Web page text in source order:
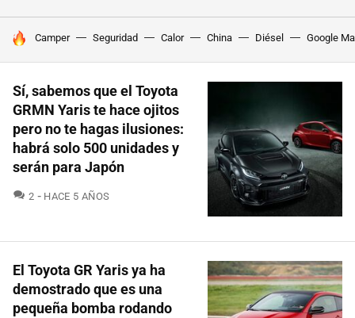
HOY SE HABLA DE
Camper Seguridad Calor China Diésel Google
Sí, sabemos que el Toyota
GRMN Yaris te hace ojitos
pero no te hagas ilusiones:
habrá solo 500 unidades y
serán para Japón
2 COMENTARIOS
HACE 5 AÑOS
El Toyota GR Yaris ya ha
demostrado que es una
pequeña bomba rodando